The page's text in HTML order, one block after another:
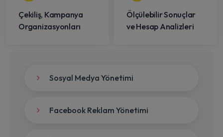
Çekiliş, Kampanya
Organizasyonları
Ölçülebilir Sonuçlar
ve Hesap Analizleri
Sosyal Medya Yönetimi
Facebook Reklam Yönetimi